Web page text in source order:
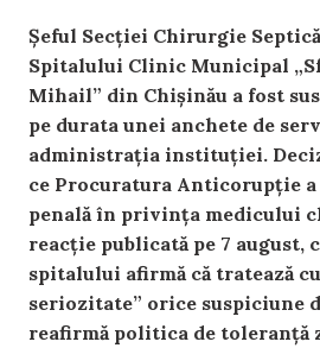
Șeful Secției Chirurgie
Spitalului Clinic Municipal
Mihail” din Chișinău a fost
pe durata unei anchete de
administrația instituției.
ce Procuratura Anticorupție
penală în privința medicului
reacție publicată pe 7 august,
spitalului afirmă că tratează
seriozitate” orice suspiciune
reafirmă politica de toleranță